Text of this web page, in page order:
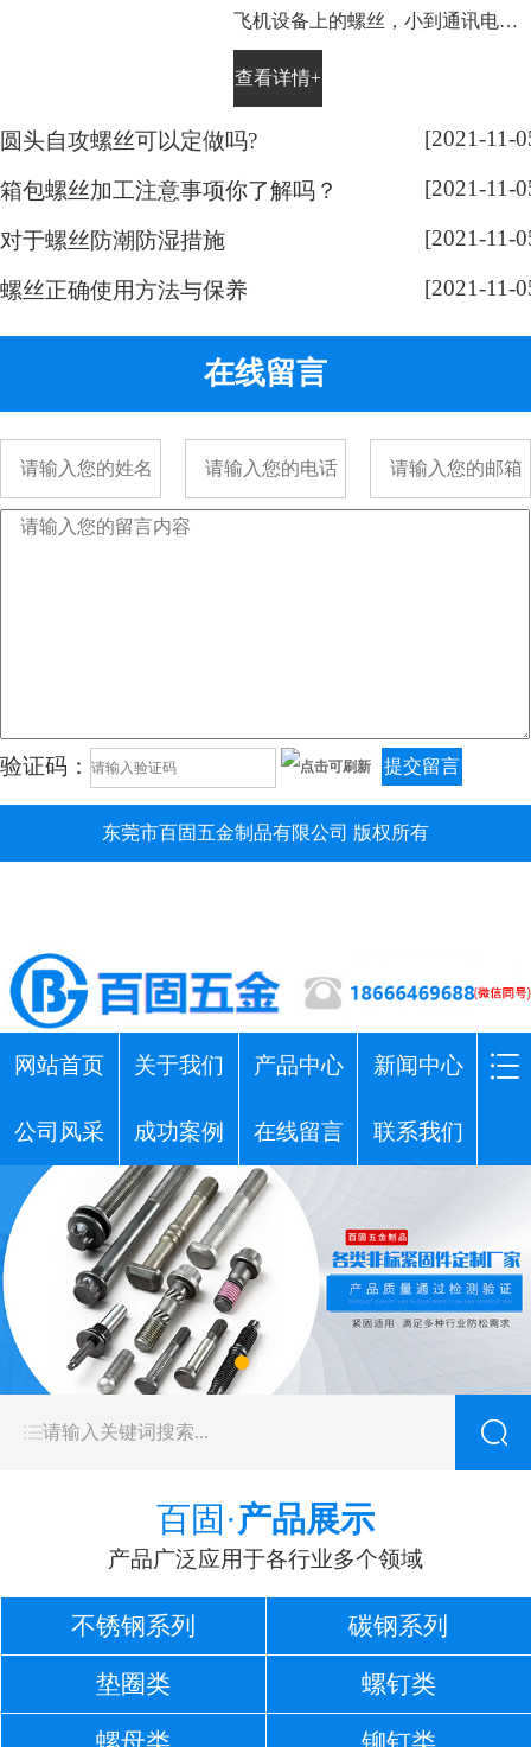
飞机设备上的螺丝，小到通讯电子
设备手表上的小螺丝。不知道大家
平时有没有留意，手表螺丝大部分
奇，跟随小编脚步来带大家了解一
下： 手表螺丝属于精密螺丝，之所
工方式决定的。手表精密螺丝，是
采用车加工出来的，头部...
查看详情+
圆头自攻螺丝可以定做吗? [2021-11-
箱包螺丝加工注意事项你了解吗？ [2021-11-
对于螺丝防潮防湿措施 [2021-11-
螺丝正确使用方法与保养 [2021-11-
在线留言
验证码： 提交留言
东莞市百固五金制品有限公司 版权所有
网站首页 关于我们 产品中心 新闻中心
公司风采 成功案例 在线留言 联系我们
百固·产品展示
产品广泛应用于各行业多个领域
不锈钢系列 碳钢系列
垫圈类 螺钉类